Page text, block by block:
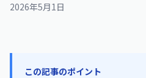
2026年5月1日
この記事のポイント